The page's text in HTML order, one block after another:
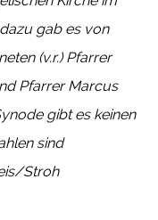
gab es von
(v.r.) Pfarrer
Pfarrer Marcus
gibt es keinen
sind
Stroh